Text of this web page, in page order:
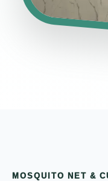
MOSQUITO NET &